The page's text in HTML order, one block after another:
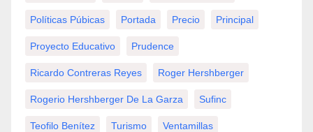
Políticas Púbicas Portada Precio Principal
Proyecto Educativo Prudence
Ricardo Contreras Reyes Roger Hershberger
Rogerio Hershberger De La Garza Sufinc
Teofilo Benítez Turismo Ventamillas